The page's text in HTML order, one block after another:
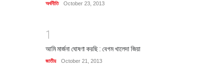
অর্থনীতি October 23, 2013
1
আমি মার্জনা ঘোষণা করছি : বেগম খালেদা জিয়া
জাতীয় October 21, 2013